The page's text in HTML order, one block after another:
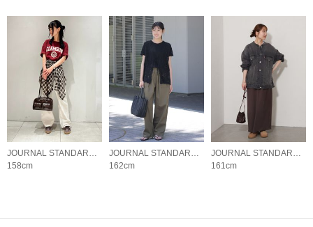
158cm
162cm
161cm